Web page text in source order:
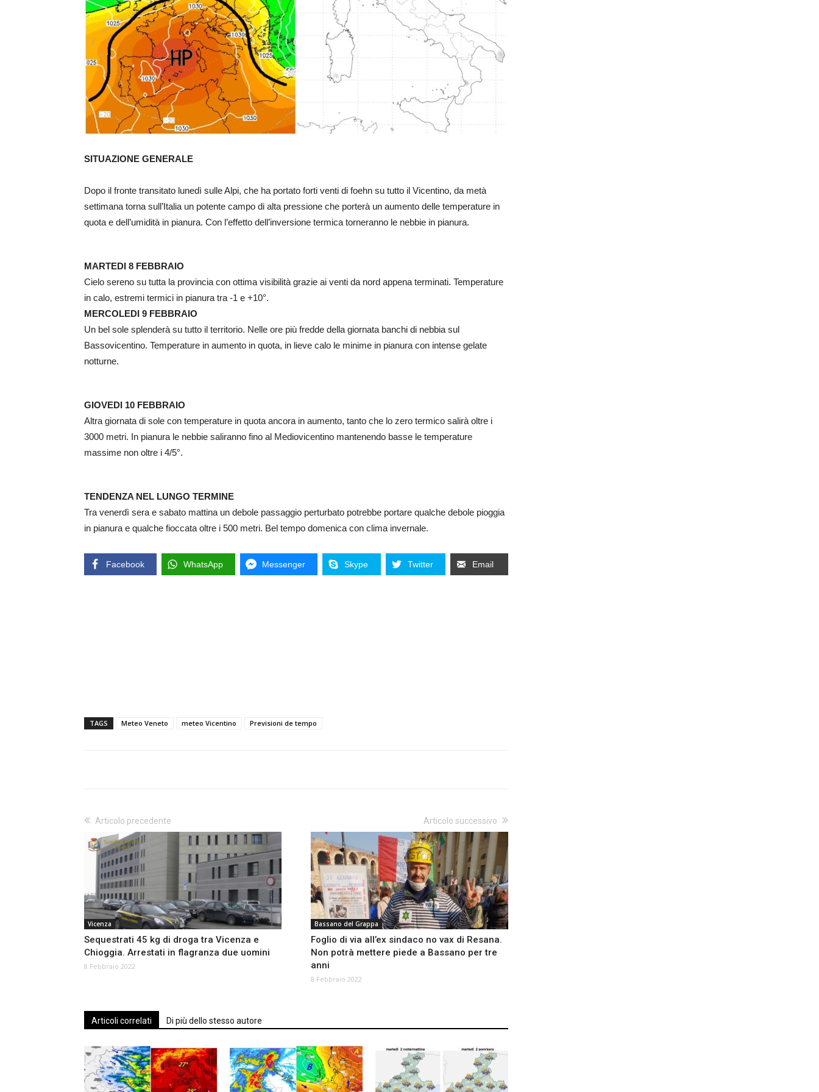
SITUAZIONE GENERALE
Dopo il fronte transitato lunedì sulle Alpi, che ha portato forti venti di foehn su tutto il Vicentino, da metà
settimana torna sull’Italia un potente campo di alta pressione che porterà un aumento delle temperature in
quota e dell’umidità in pianura. Con l’effetto dell’inversione termica torneranno le nebbie in pianura.
MARTEDI 8 FEBBRAIO
Cielo sereno su tutta la provincia con ottima visibilità grazie ai venti da nord appena terminati. Temperature
in calo, estremi termici in pianura tra -1 e +10°.
MERCOLEDI 9 FEBBRAIO
Un bel sole splenderà su tutto il territorio. Nelle ore più fredde della giornata banchi di nebbia sul
Bassovicentino. Temperature in aumento in quota, in lieve calo le minime in pianura con intense gelate
notturne.
GIOVEDI 10 FEBBRAIO
Altra giornata di sole con temperature in quota ancora in aumento, tanto che lo zero termico salirà oltre i
3000 metri. In pianura le nebbie saliranno fino al Mediovicentino mantenendo basse le temperature
massime non oltre i 4/5°.
TENDENZA NEL LUNGO TERMINE
Tra venerdì sera e sabato mattina un debole passaggio perturbato potrebbe portare qualche debole pioggia
in pianura e qualche fioccata oltre i 500 metri. Bel tempo domenica con clima invernale.
Facebook WhatsApp Messenger Skype Twitter Email
TAGS Meteo Veneto meteo Vicentino Previsioni de tempo
Articolo precedente
Vicenza
Sequestrati 45 kg di droga tra Vicenza e
Chioggia. Arrestati in flagranza due uomini
8 Febbraio 2022
Articolo successivo
Bassano del Grappa
Foglio di via all’ex sindaco no vax di Resana.
Non potrà mettere piede a Bassano per tre
anni
8 Febbraio 2022
Articoli correlati Di più dello stesso autore